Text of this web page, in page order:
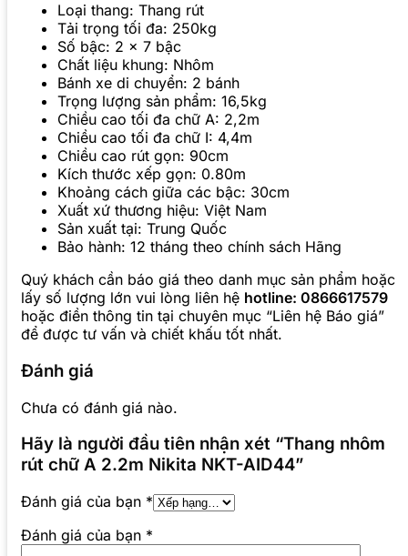
Loại thang: Thang rút
Tải trọng tối đa: 250kg
Số bậc: 2 x 7 bậc
Chất liệu khung: Nhôm
Bánh xe di chuyển: 2 bánh
Trọng lượng sản phẩm: 16,5kg
Chiều cao tối đa chữ A: 2,2m
Chiều cao tối đa chữ I: 4,4m
Chiều cao rút gọn: 90cm
Kích thước xếp gọn: 0.80m
Khoảng cách giữa các bậc: 30cm
Xuất xứ thương hiệu: Việt Nam
Sản xuất tại: Trung Quốc
Bảo hành: 12 tháng theo chính sách Hãng
Quý khách cần báo giá theo danh mục sản phẩm hoặc
lấy số lượng lớn vui lòng liên hệ hotline: 0866617579
hoặc điền thông tin tại chuyên mục “Liên hệ Báo giá”
để được tư vấn và chiết khấu tốt nhất.
Đánh giá
Chưa có đánh giá nào.
Hãy là người đầu tiên nhận xét “Thang nhôm
rút chữ A 2.2m Nikita NKT-AID44”
Đánh giá của bạn *
Đánh giá của bạn *